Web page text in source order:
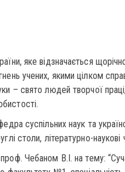
яке відзначається
учених, якими цілком
– свято людей творчої
суспільних наук та
столи, літературно-наукові
Чебаном В.І. на тему: